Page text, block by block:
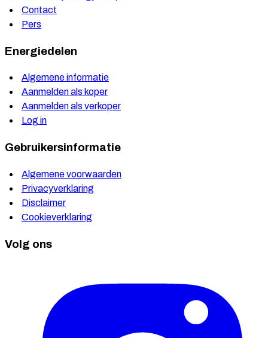
Contact
Pers
Energiedelen
Algemene informatie
Aanmelden als koper
Aanmelden als verkoper
Log in
Gebruikersinformatie
Algemene voorwaarden
Privacyverklaring
Disclaimer
Cookieverklaring
Volg ons